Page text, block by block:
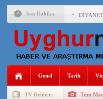
Son Dakika
150
ÇİN’İN
ÇİN’İN
Genel Tarih
TV Rehberi Tüm